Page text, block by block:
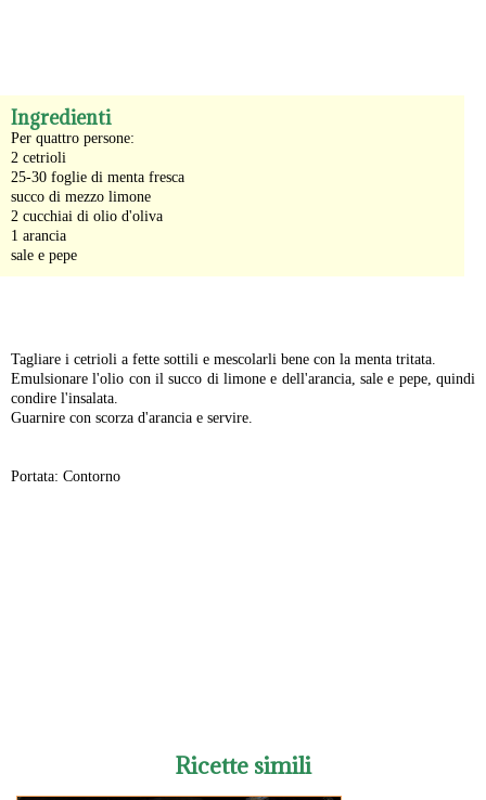
Ingredienti
Per quattro persone:
2 cetrioli
25-30 foglie di menta fresca
succo di mezzo limone
2 cucchiai di olio d'oliva
1 arancia
sale e pepe
Tagliare i cetrioli a fette sottili e mescolarli bene con la menta tritata.
Emulsionare l'olio con il succo di limone e dell'arancia, sale e pepe, quindi
condire l'insalata.
Guarnire con scorza d'arancia e servire.
Portata: Contorno
Ricette simili